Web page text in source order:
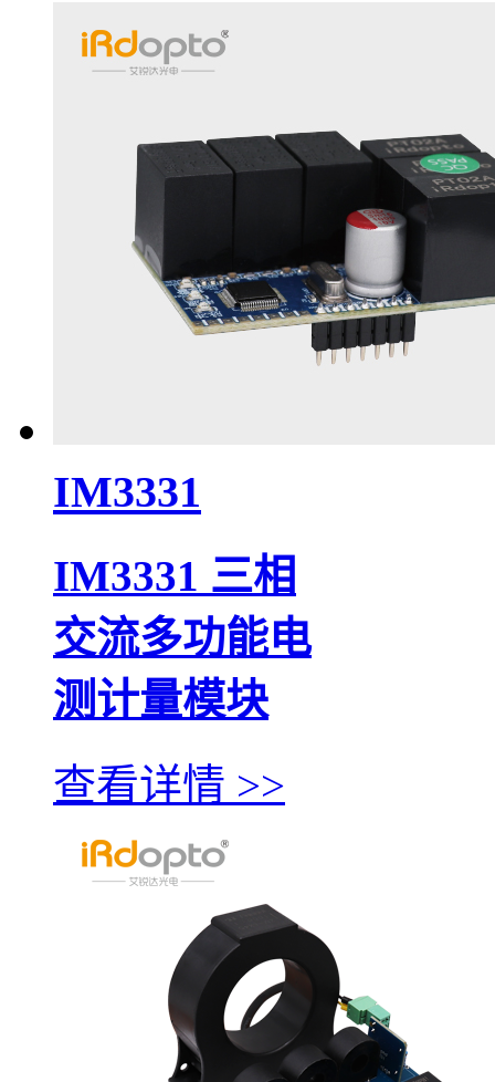
IM3331
IM3331 三相
交流多功能电
测计量模块
查看详情 >>